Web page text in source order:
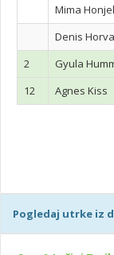
Mima
Denis
2
Gyula
12
Agnes Kiss
Pogledaj utrke iz